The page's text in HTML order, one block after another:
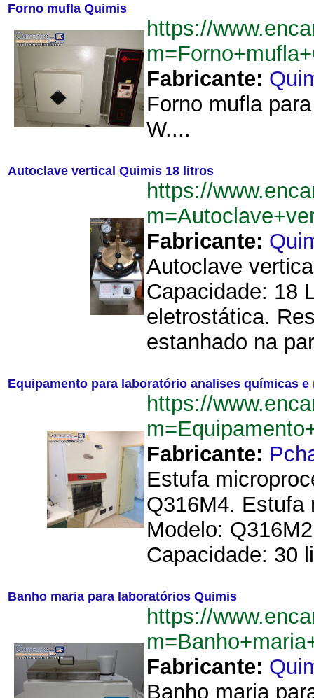
Forno mufla Quimis
https://
Fabricante:
Forno mufla
W....
Autoclave vertical Quimis 18 litros
https://
Fabricante:
Autoclave
Capacidade: 18
eletrostática.
estanhado na
Equipamento para laboratório analises químicas
https://
Fabricante:
Estufa
Q316M4. Estufa
Modelo:
Capacidade: 30
Banho maria para laboratórios Quimis
https://
Fabricante:
Banho maria